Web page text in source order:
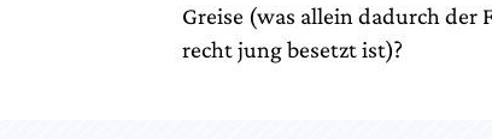
Greise (was allein dadurch
recht jung besetzt ist)?